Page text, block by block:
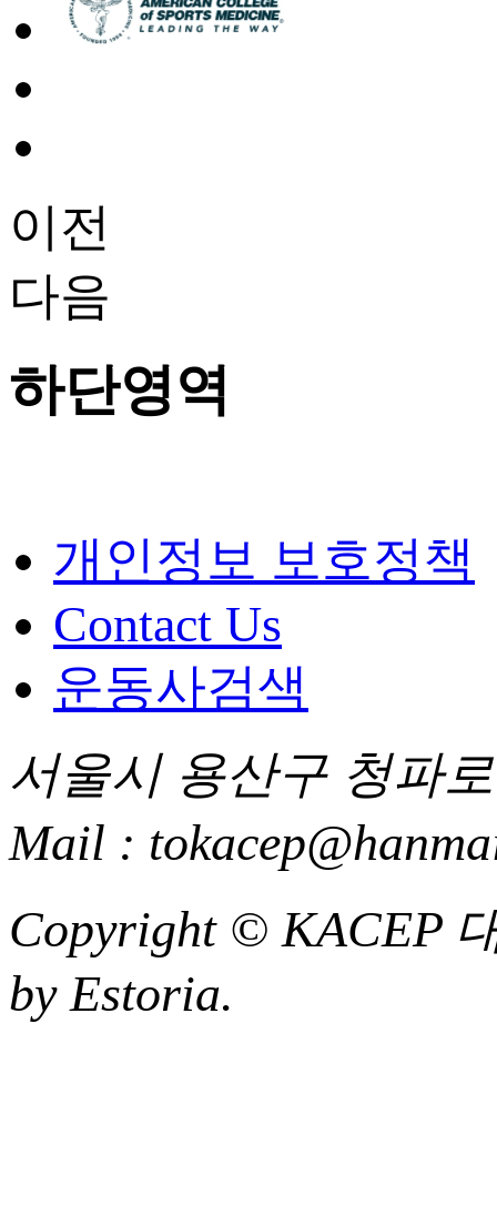
이전
다음
하단영역
개인정보 보호정책
Contact Us
운동사검색
서울시 용산구 청파
Mail :
Copyright © KACEP
by Estoria.